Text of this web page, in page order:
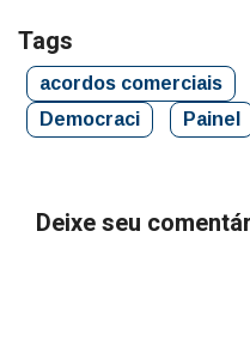
Tags
acordos comerciais
Democraci
Painel
Deixe seu